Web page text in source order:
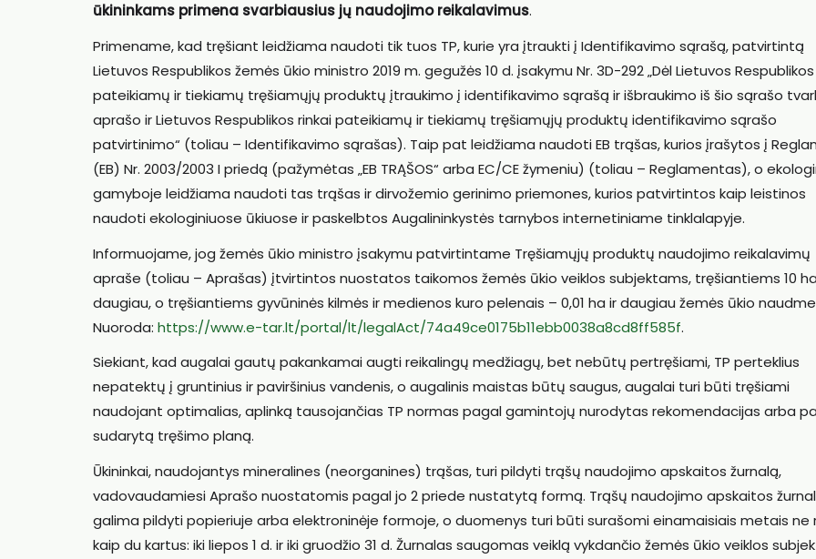
ūkininkams primena svarbiausius jų naudojimo reikalavimus.
Primename, kad tręšiant leidžiama naudoti tik tuos TP, kurie yra įtraukti į Identifikavimo sąrašą, patvirtintą
Lietuvos Respublikos žemės ūkio ministro 2019 m. gegužės 10 d. įsakymu Nr. 3D-292 „Dėl Lietuvos
pateikiamų ir tiekiamų tręšiamųjų produktų įtraukimo į identifikavimo sąrašą ir išbraukimo iš šio sąrašo
aprašo ir Lietuvos Respublikos rinkai pateikiamų ir tiekiamų tręšiamųjų produktų identifikavimo sąrašo
patvirtinimo“ (toliau – Identifikavimo sąrašas). Taip pat leidžiama naudoti EB trąšas, kurios įrašytos į
(EB) Nr. 2003/2003 I priedą (pažymėtas „EB TRĄŠOS“ arba EC/CE žymeniu) (toliau – Reglamentas), o
gamyboje leidžiama naudoti tas trąšas ir dirvožemio gerinimo priemones, kurios patvirtintos kaip leistinos
naudoti ekologiniuose ūkiuose ir paskelbtos Augalininkystės tarnybos internetiniame tinklalapyje.
Informuojame, jog žemės ūkio ministro įsakymu patvirtintame Tręšiamųjų produktų naudojimo reikalavimų
apraše (toliau – Aprašas) įtvirtintos nuostatos taikomos žemės ūkio veiklos subjektams, tręšiantiems 10
daugiau, o tręšiantiems gyvūninės kilmės ir medienos kuro pelenais – 0,01 ha ir daugiau žemės ūkio
Nuoroda: https://www.e-tar.lt/portal/lt/legalAct/74a49ce0175b11ebb0038a8cd8ff585f.
Siekiant, kad augalai gautų pakankamai augti reikalingų medžiagų, bet nebūtų pertręšiami, TP perteklius
nepatektų į gruntinius ir paviršinius vandenis, o augalinis maistas būtų saugus, augalai turi būti tręšiami
naudojant optimalias, aplinką tausojančias TP normas pagal gamintojų nurodytas rekomendacijas arba
sudarytą tręšimo planą.
Ūkininkai, naudojantys mineralines (neorganines) trąšas, turi pildyti trąšų naudojimo apskaitos žurnalą,
vadovaudamiesi Aprašo nuostatomis pagal jo 2 priede nustatytą formą. Trąšų naudojimo apskaitos
galima pildyti popieriuje arba elektroninėje formoje, o duomenys turi būti surašomi einamaisiais metais ne
kaip du kartus: iki liepos 1 d. ir iki gruodžio 31 d. Žurnalas saugomas veiklą vykdančio žemės ūkio veiklos